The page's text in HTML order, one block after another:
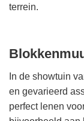
terrein.
In de showtuin
en gevarieerd
perfect lenen